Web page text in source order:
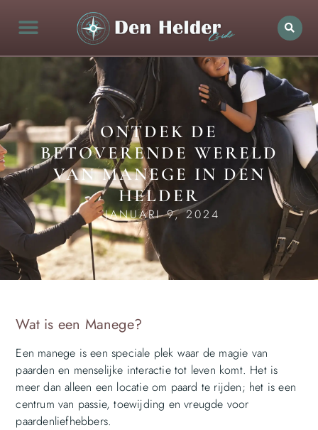
ONTDEK DE
BETOVERENDE WERELD
VAN MANEGE IN DEN
HELDER
JANUARI 9, 2024
Wat is een Manege?
Een manege is een speciale plek waar de magie van
paarden en menselijke interactie tot leven komt. Het is
meer dan alleen een locatie om paard te rijden; het is een
centrum van passie, toewijding en vreugde voor
paardenliefhebbers.